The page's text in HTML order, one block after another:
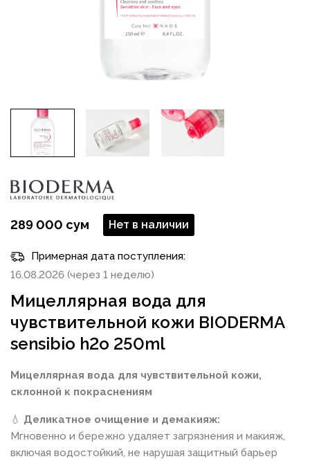
289 000 сум Нет в наличии
Примерная дата поступления:
16.08.2026 (через 1 неделю)
Мицеллярная вода для
чувствительной кожи BIODERMA
sensibio h2o 250ml
Мицеллярная вода для чувствительной кожи,
склонной к покраснениям
💧 Деликатное очищение и демакияж:
Мгновенно и бережно удаляет загрязнения и макияж,
включая водостойкий, не нарушая защитный барьер